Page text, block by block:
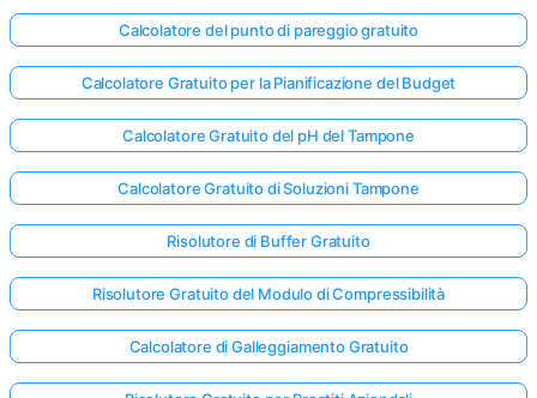
Calcolatore del punto di pareggio gratuito
Calcolatore Gratuito per la Pianificazione del Budget
Calcolatore Gratuito del pH del Tampone
Calcolatore Gratuito di Soluzioni Tampone
Risolutore di Buffer Gratuito
Risolutore Gratuito del Modulo di Compressibilità
Calcolatore di Galleggiamento Gratuito